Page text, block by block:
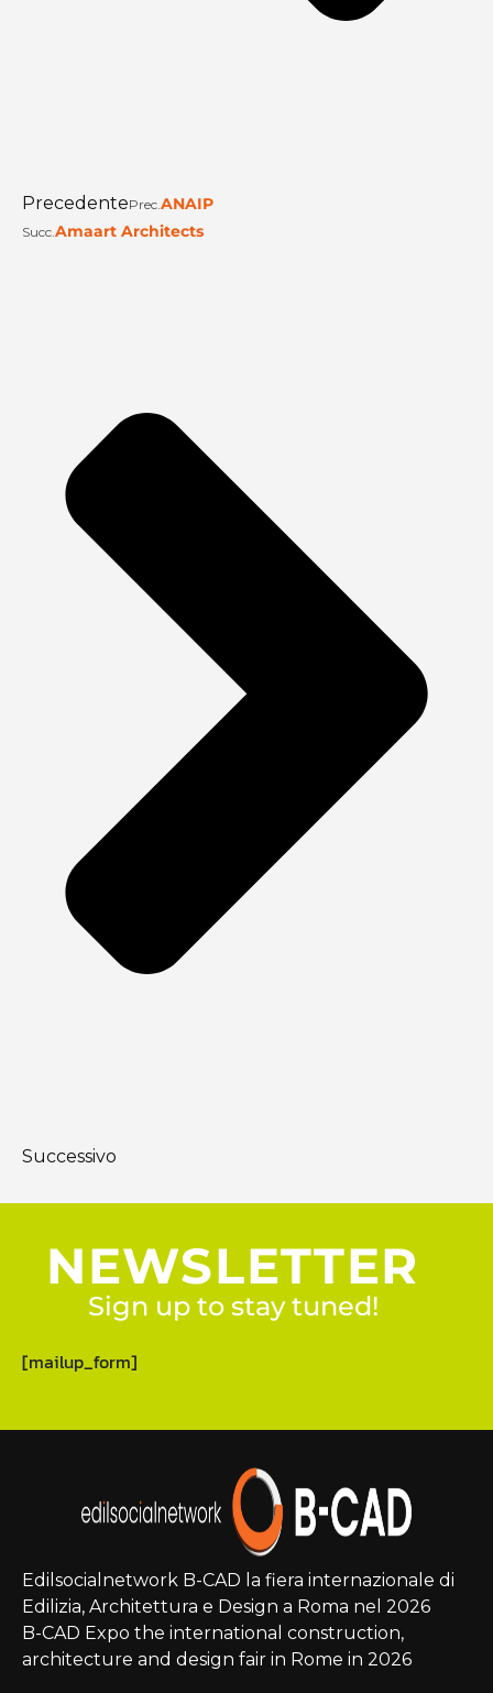
PrecedentePrec.ANAIP
Succ.Amaart Architects
Successivo
NEWSLETTER
Sign up to stay tuned!
[mailup_form]
Edilsocialnetwork B-CAD la fiera internazionale di
Edilizia, Architettura e Design a Roma nel 2026
B-CAD Expo the international construction,
architecture and design fair in Rome in 2026